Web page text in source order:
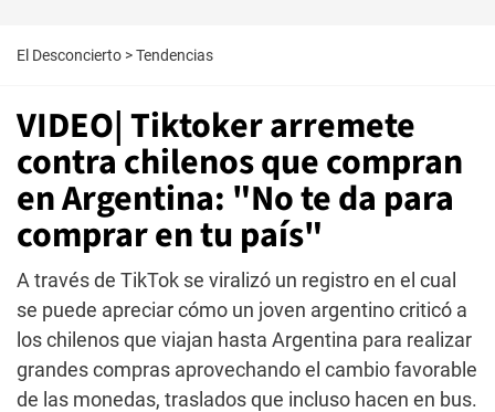
El Desconcierto >Tendencias
VIDEO| Tiktoker arremete
contra chilenos que compran
en Argentina: "No te da para
comprar en tu país"
A través de TikTok se viralizó un registro en el cual
se puede apreciar cómo un joven argentino criticó a
los chilenos que viajan hasta Argentina para realizar
grandes compras aprovechando el cambio favorable
de las monedas, traslados que incluso hacen en bus.